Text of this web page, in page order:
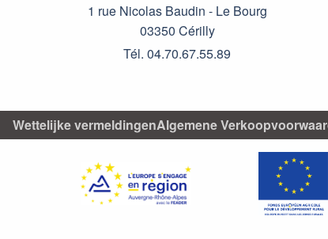
1 rue Nicolas Baudin - Le Bourg
03350 Cérilly
Tél. 04.70.67.55.89
Wettelijke vermeldingenAlgemene